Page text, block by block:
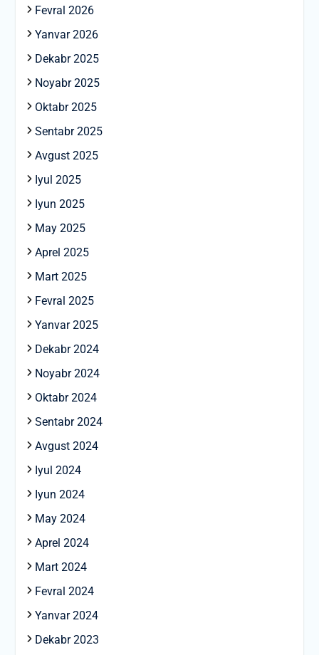
Fevral 2026
Yanvar 2026
Dekabr 2025
Noyabr 2025
Oktabr 2025
Sentabr 2025
Avgust 2025
Iyul 2025
Iyun 2025
May 2025
Aprel 2025
Mart 2025
Fevral 2025
Yanvar 2025
Dekabr 2024
Noyabr 2024
Oktabr 2024
Sentabr 2024
Avgust 2024
Iyul 2024
Iyun 2024
May 2024
Aprel 2024
Mart 2024
Fevral 2024
Yanvar 2024
Dekabr 2023